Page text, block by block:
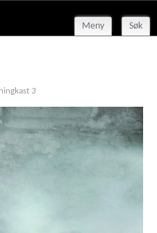
Meny Søk
3